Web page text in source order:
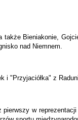
także Bieniakonie,
nad Niemnem.
i "Przyjaciółka" z
w